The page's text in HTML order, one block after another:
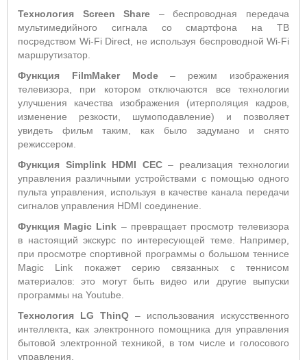
Технология Screen Share – беспроводная передача
мультимедийного сигнала со смартфона на ТВ
посредством Wi-Fi Direct, не используя беспроводной Wi-Fi
маршрутизатор.
Функция FilmMaker Mode– режим изображения
телевизора, при котором отключаются все технологии
улучшения качества изображения (итерполяция кадров,
изменение резкости, шумоподавление) и позволяет
увидеть фильм таким, как было задумано и снято
режиссером.
Функция Simplink HDMI CEC– реализация технологии
управления различными устройствами с помощью одного
пульта управления, используя в качестве канала передачи
сигналов управления HDMI соединение.
Функция Magic Link – превращает просмотр телевизора
в настоящий экскурс по интересующей теме. Например,
при просмотре спортивной программы о большом теннисе
Magic Link покажет серию связанных с теннисом
материалов: это могут быть видео или другие выпуски
программы на Youtube.
Технология LG ThinQ – использования искусственного
интеллекта, как электронного помощника для управления
бытовой электронной техникой, в том числе и голосового
управления.